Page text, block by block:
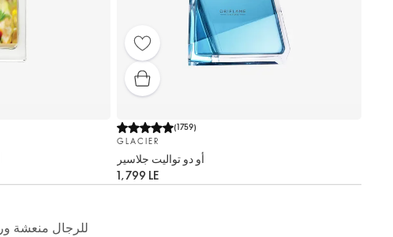
(1759)
GLACIER
أو دو تواليت جلاسير
1,799 LE